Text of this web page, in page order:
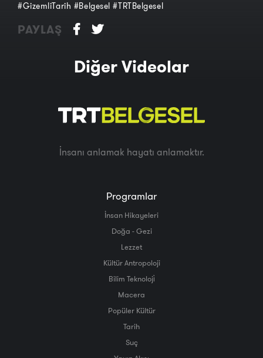
#GizemliTarih #Belgesel #TRTBelgesel
PAYLAŞ
Diğer Videolar
İnsanı anlamak hayatı anlamaktır.
Programlar
İnsan Hikayeleri
Doğa - Gezi
Lezzet
Kültür Antropoloji
Bilim Teknoloji̇
Macera
Popüler Kültür
Tarih
Suç